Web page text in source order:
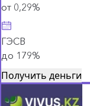
от 0,29%
ГЭСВ
до 179%
Получить деньги